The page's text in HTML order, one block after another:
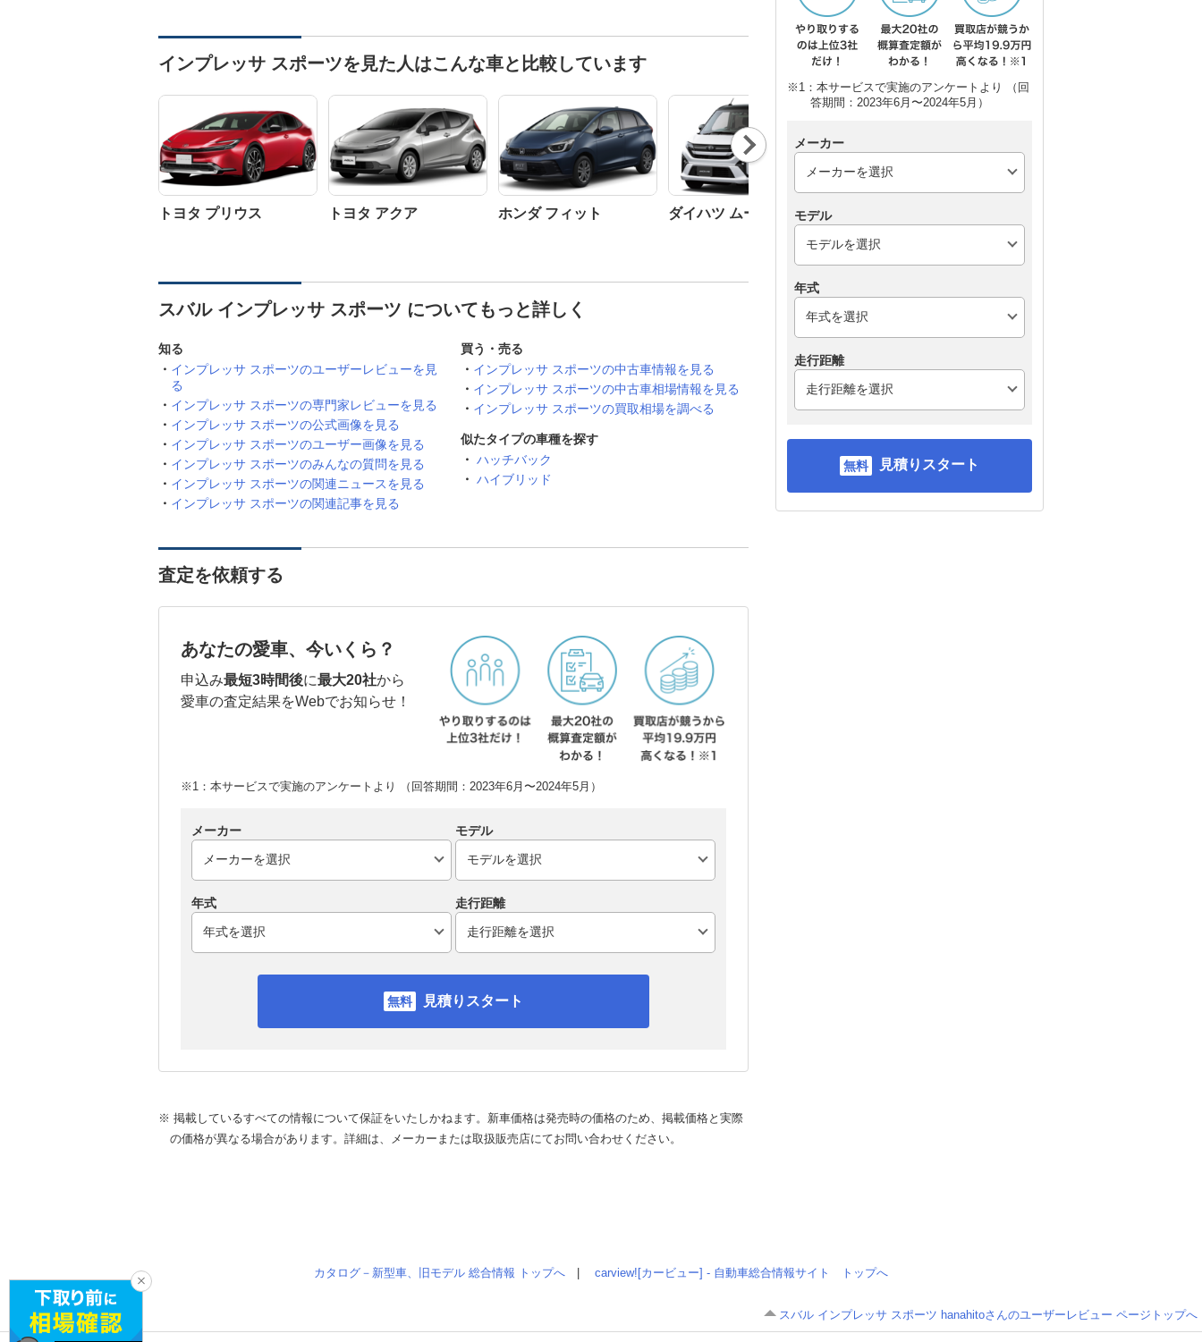
インプレッサ スポーツを見た人はこんな車と比較しています
トヨタ プリウス トヨタ アクア ホンダ フィット ダイハツ ムーヴ
Nex
t
スバル インプレッサ スポーツ についてもっと詳しく
知る
インプレッサ スポーツのユーザーレビューを見
る
インプレッサ スポーツの専門家レビューを見る
インプレッサ スポーツの公式画像を見る
インプレッサ スポーツのユーザー画像を見る
インプレッサ スポーツのみんなの質問を見る
インプレッサ スポーツの関連ニュースを見る
インプレッサ スポーツの関連記事を見る
買う・売る
インプレッサ スポーツの中古車情報を見る
インプレッサ スポーツの中古車相場情報を見る
インプレッサ スポーツの買取相場を調べる
似たタイプの車種を探す
ハッチバック
ハイブリッド
査定を依頼する
あなたの愛車、今いくら？
申込み最短3時間後に最大20社から
愛車の査定結果をWebでお知らせ！
※1：本サービスで実施のアンケートより （回答期間：2023年6月〜2024年5月）
メーカー モデル
年式 走行距離
見積りスタート
※ 掲載しているすべての情報について保証をいたしかねます。新車価格は発売時の価格のため、掲載価格と実際
の価格が異なる場合があります。詳細は、メーカーまたは取扱販売店にてお問い合わせください。
※1：本サービスで実施のアンケートより （回
答期間：2023年6月〜2024年5月）
メーカー
モデル
年式
走行距離
見積りスタート
カタログ－新型車、旧モデル 総合情報 トップへ carview![カービュー] - 自動車総合情報サイト トップへ
スバル インプレッサ スポーツ hanahitoさんのユーザーレビュー ページトップへ